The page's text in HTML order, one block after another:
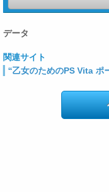
データ
関連サイト
“乙女のためのPS Vita ポ